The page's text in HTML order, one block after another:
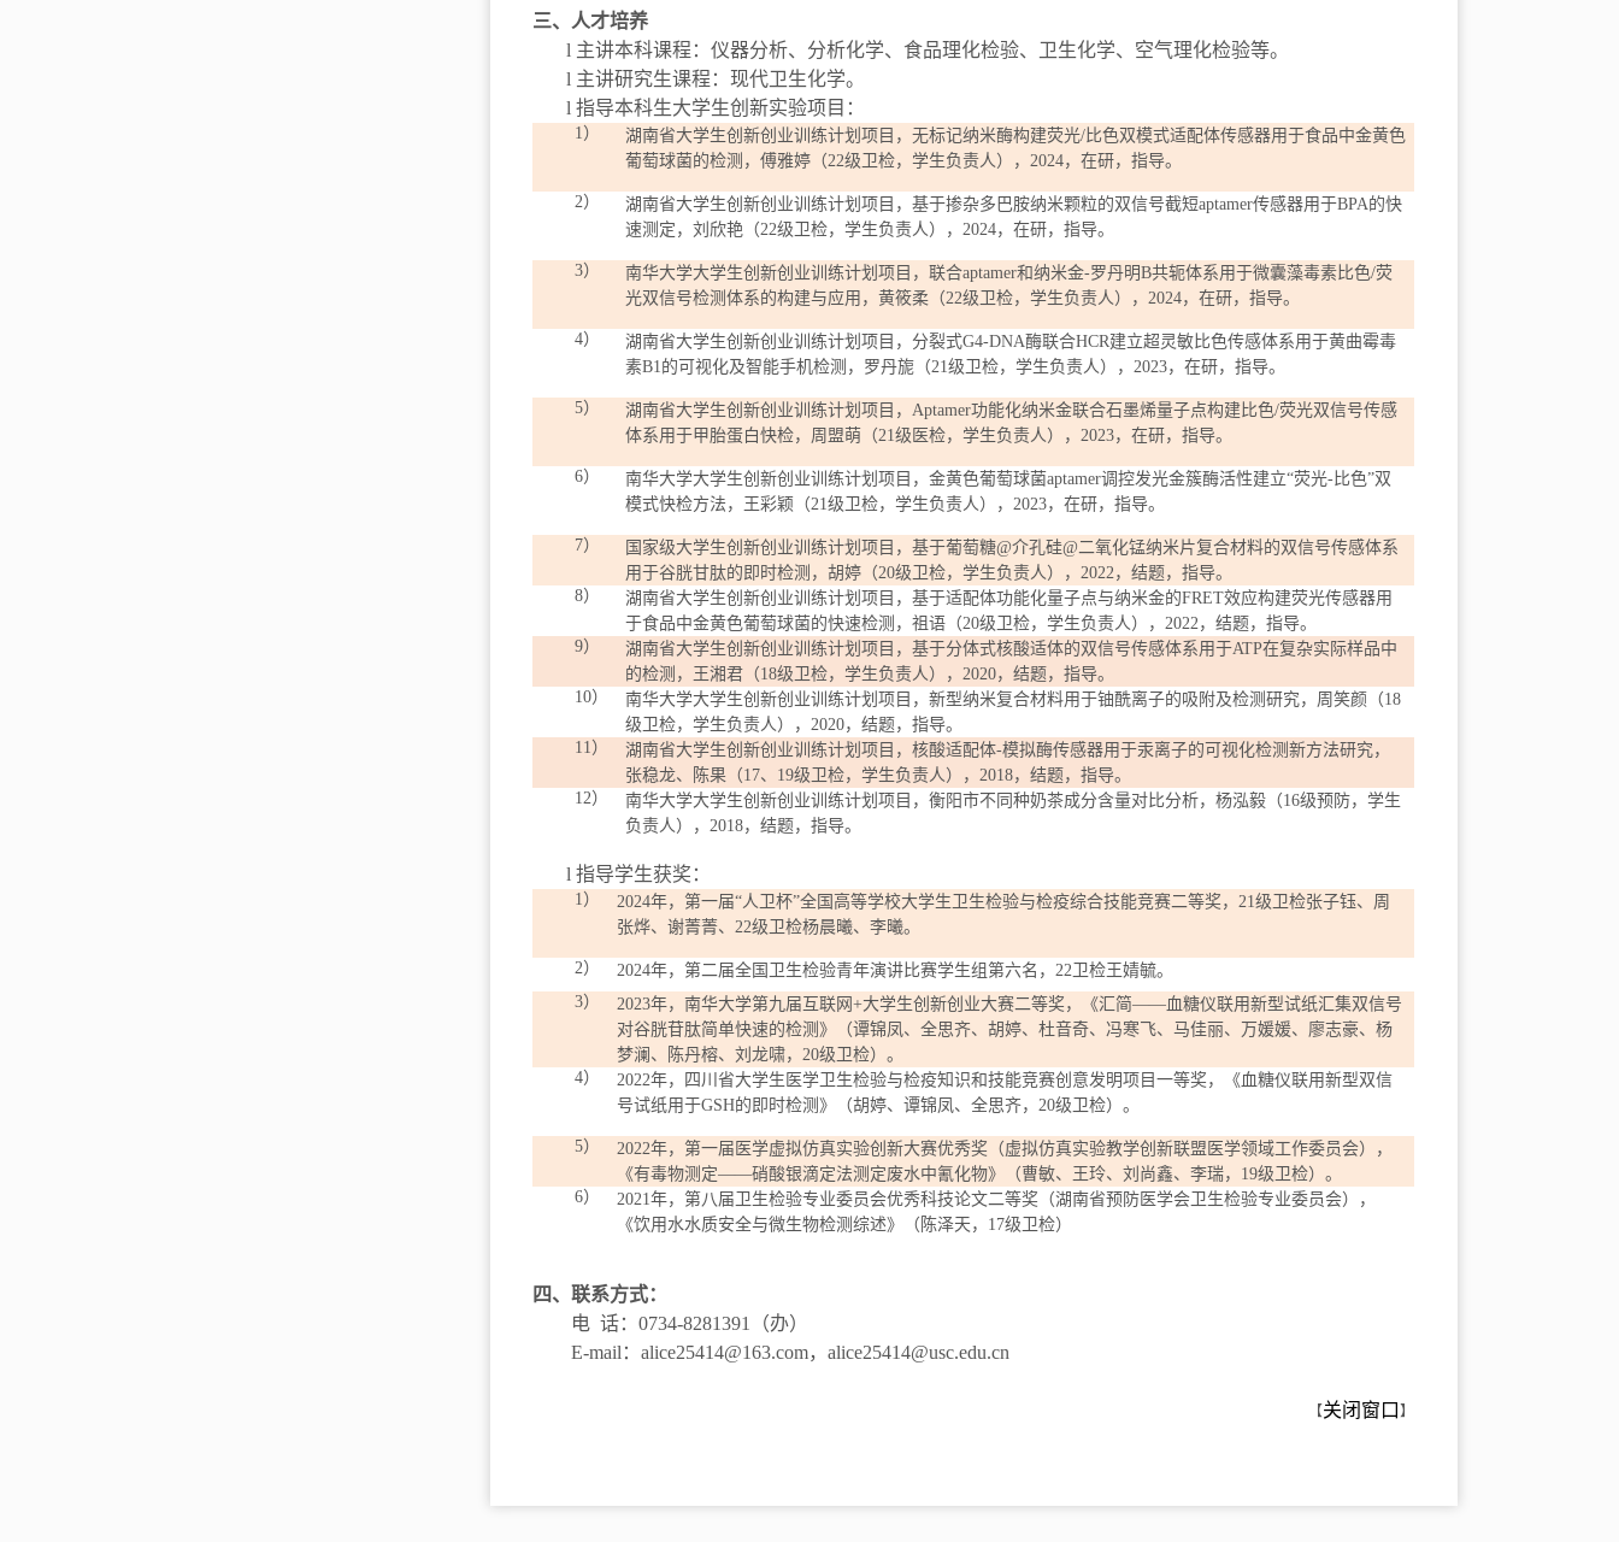
三、人才培养
l 主讲本科课程：仪器分析、分析化学、食品理化检验、卫生化学、空气理化检验等。
l 主讲研究生课程：现代卫生化学。
l 指导本科生大学生创新实验项目：
1） 湖南省大学生创新创业训练计划项目，无标记纳米酶构建荧光/比色双模式适配体传感器用于食品中金黄色
葡萄球菌的检测， 傅雅婷（22级卫检，学生负责人）， 2024，在研，指导。
2） 湖南省大学生创新创业训练计划项目，基于掺杂多巴胺纳米颗粒的双信号截短aptamer传感器用于BPA的快
速测定， 刘欣艳（22级 卫检，学生负责人）， 2024，在研，指导。
3） 南华大学大学生创新创业训练计划项目，联合aptamer和纳米金-罗丹明B共轭体系用于微囊藻毒素比色/荧
光双信号检测体系的构建与应用， 黄筱柔（22级卫检，学生负责人）， 2024，在研，指导。
4） 湖南省大学生创新创业训练计划项目，分裂式G4-DNA酶联合HCR建立超灵敏比色传感体系用于黄曲霉毒
素B1的可视化及智能手机检测，罗丹旎（21级卫检，学生负责人）， 2023，在研，指导。
5） 湖南省大学生创新创业训练计划项目， Aptamer功能化纳米金联合石墨烯量子点构建比色/荧光双信号传感
体系用于甲胎蛋白快检，周盟萌（21级医检，学生负责人）， 2023，在研，指导。
6） 南华大学大学生创新创业训练计划项目，金黄色葡萄球菌aptamer调控发光金簇酶活性建立“荧光-比色”双
模式快检方法，王彩颖（21级卫检，学生负责人）， 2023，在研，指导。
7） 国家级大学生创新创业训练计划项目，基于葡萄糖@介孔硅@二氧化锰纳米片复合材料的双信号传感体系
用于谷胱甘肽的即时检测，胡婷（20级卫检，学生负责人）， 2022， 结题 ，指导。
8）
湖南省大学生创新创业训练计划项目，基于适配体功能化量子点与纳米金的FRET效应构建荧光传感器用
于食品中金黄色葡萄球菌的快速检测，祖语（20级卫检，学生负责人）， 2022， 结题 ，指导。
9）
湖南省大学生创新创业训练计划项目，基于分体式核酸适体的双信号传感体系用于ATP在复杂实际样品中
的检测，王湘君（18级卫检，学生负责人）， 2020，结题，指导。
10）
南华大学大学生创新创业训练计划项目，新型纳米复合材料用于铀酰离子的吸附及检测研究，周笑颜（18
级卫检，学生负责人）， 2020，结题，指导。
11）
湖南省大学生创新创业训练计划项目，核酸适配体-模拟酶传感器用于汞离子的可视化检测新方法研究，
张稳龙、陈果（17、 19级卫检，学生负责人）， 2018，结题，指导。
12）
南华大学大学生创新创业训练计划项目，衡阳市不同种奶茶成分含量对比分析， 杨泓毅（16级预防，学生
负责人）， 2018，结题，指导。
l 指导学生获奖：
1） 2024年，第一届“人卫杯”全国高等学校大学生卫生检验与检疫综合技能竞赛二等奖， 21级卫检张子钰、周
张烨、谢菁菁、 22级卫检杨晨曦、李曦。
2） 2024年，第二届全国卫生检验青年演讲比赛学生组第六名， 22卫检王婧毓。
3）
2023年，南华大学第九届互联网 +大学生创新创业大赛二等奖，《汇简——血糖仪联用新型试纸汇集双信号
对谷胱苷肽简单快速的检测》（谭锦凤、全思齐、胡婷、杜音奇、冯寒飞、马佳丽、万媛媛、廖志豪、杨
梦澜、陈丹榕、刘龙啸， 20级卫检）。
4）
2022年，四川省大学生医学卫生检验与检疫知识和技能竞赛创意发明项目一等奖，《血糖仪联用新型双信
号试纸用于GSH的即时检测》（胡婷、谭锦凤、全思齐， 20级卫检）。
5） 2022年，第一届医学虚拟仿真实验创新大赛优秀奖（虚拟仿真实验教学创新联盟医学领域工作委员会），
《有毒物测定——硝酸银滴定法测定废水中氰化物》（曹敏、王玲、刘尚鑫、李瑞， 19级卫检） 。
6）
2021年，第八届卫生检验专业委员会优秀科技论文二等奖（湖南省预防医学会卫生检验专业委员会），
《饮用水水质安全与微生物检测综述》（陈泽天， 17级卫检）
四、联系方式：
电 话： 0734-8281391
（办）
E-mail ： alice25414@163.com， alice25414@usc.edu.cn
【关闭窗口 】